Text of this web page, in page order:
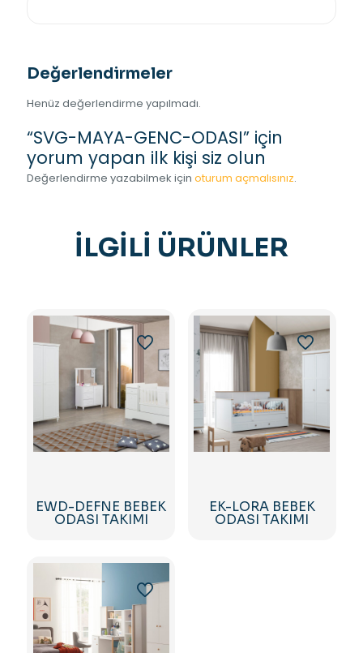
Değerlendirmeler
Henüz değerlendirme yapılmadı.
“SVG-MAYA-GENC-ODASI” için
yorum yapan ilk kişi siz olun
Değerlendirme yazabilmek için oturum açmalısınız.
İLGILI ÜRÜNLER
EWD-DEFNE BEBEK
ODASI TAKIMI
EK-LORA BEBEK
ODASI TAKIMI